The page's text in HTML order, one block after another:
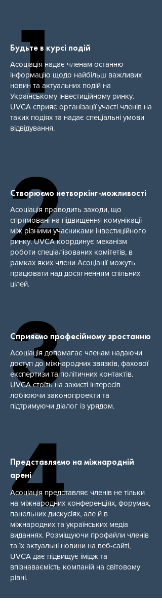
1
1
Будьте в курсі подій
Асоціація надає членам останню
інформацію щодо найбільш важливих
новин та актуальних подій на
Українському інвестиційному ринку.
UVCA сприяє організації участі членів на
таких подіях та надає спеціальні умови
відвідування.
2
2
Створюємо нетворкінг-можливості
Асоціація проводить заходи, що
спрямовані на підвищення комунікації
між різними учасниками інвестиційного
ринку. UVCA координує механізм
роботи спеціалізованих комітетів, в
рамках яких члени Асоціації можуть
працювати над досягненням спільних
цілей.
3
3
Сприяємо професійному зростанню
Асоціація допомагає членам надаючи
доступ до міжнародних звязків, фахової
експертизи та політичних контактів.
UVCA стоїть на захисті інтересів
лобіюючи законопроекти та
підтримуючи діалог із урядом.
4
4
Асоціація представляє членів не тільки
на міжнародних конференціях, форумах,
панельних дискусіях, але й в
міжнародних та українських медіа
виданнях. Розміщуючи профайли членів
та їх актуальні новини на веб-сайті,
UVCA дає підвищує імідж та
впізнаваємість компаній на світовому
рівні.
Представляємо на міжнародній
арені